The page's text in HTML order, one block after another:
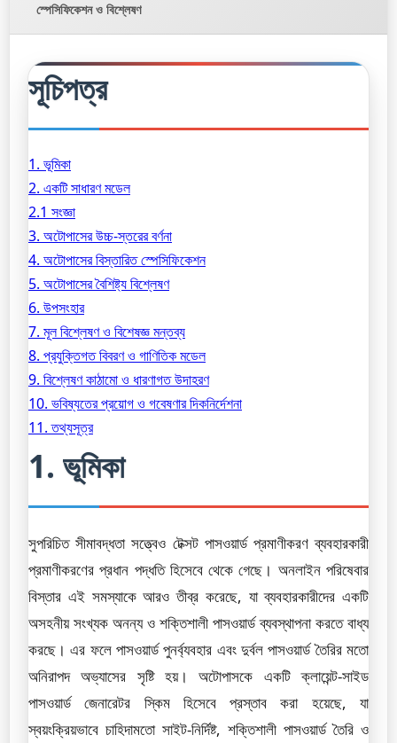
স্পেসিফিকেশন ও বিশ্লেষণ
সূচিপত্র
1. ভূমিকা
2. একটি সাধারণ মডেল
2.1 সংজ্ঞা
3. অটোপাসের উচ্চ-স্তরের বর্ণনা
4. অটোপাসের বিস্তারিত স্পেসিফিকেশন
5. অটোপাসের বৈশিষ্ট্য বিশ্লেষণ
6. উপসংহার
7. মূল বিশ্লেষণ ও বিশেষজ্ঞ মন্তব্য
8. প্রযুক্তিগত বিবরণ ও গাণিতিক মডেল
9. বিশ্লেষণ কাঠামো ও ধারণাগত উদাহরণ
10. ভবিষ্যতের প্রয়োগ ও গবেষণার দিকনির্দেশনা
11. তথ্যসূত্র
1. ভূমিকা
সুপরিচিত সীমাবদ্ধতা সত্ত্বেও টেক্সট পাসওয়ার্ড প্রমাণীকরণ ব্যবহারকারী
প্রমাণীকরণের প্রধান পদ্ধতি হিসেবে থেকে গেছে। অনলাইন পরিষেবার
বিস্তার এই সমস্যাকে আরও তীব্র করেছে, যা ব্যবহারকারীদের একটি
অসহনীয় সংখ্যক অনন্য ও শক্তিশালী পাসওয়ার্ড ব্যবস্থাপনা করতে বাধ্য
করছে। এর ফলে পাসওয়ার্ড পুনর্ব্যবহার এবং দুর্বল পাসওয়ার্ড তৈরির মতো
অনিরাপদ অভ্যাসের সৃষ্টি হয়। অটোপাসকে একটি ক্লায়েন্ট-সাইড
পাসওয়ার্ড জেনারেটর স্কিম হিসেবে প্রস্তাব করা হয়েছে, যা
স্বয়ংক্রিয়ভাবে চাহিদামতো সাইট-নির্দিষ্ট, শক্তিশালী পাসওয়ার্ড তৈরি ও